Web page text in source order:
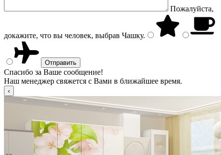
Пожалуйста,
докажите, что вы человек, выбрав Чашку.
Спасибо за Ваше сообщение!
Наш менеджер свяжется с Вами в ближайшее время.